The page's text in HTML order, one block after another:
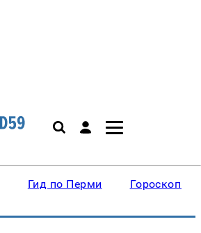
Гид по Перми Гороскопы